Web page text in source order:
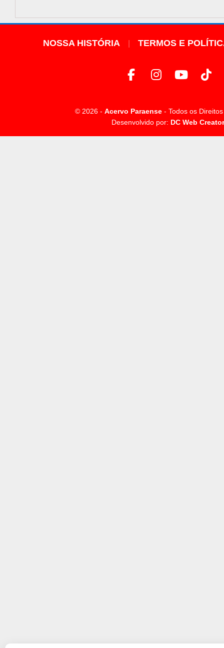
NOSSA HISTÓRIA TERMOS E
© 2026 - Acervo Paraense - Todos os
Desenvolvido por: DC Web